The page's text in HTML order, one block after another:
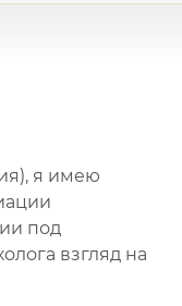
я имею
под
взгляд на